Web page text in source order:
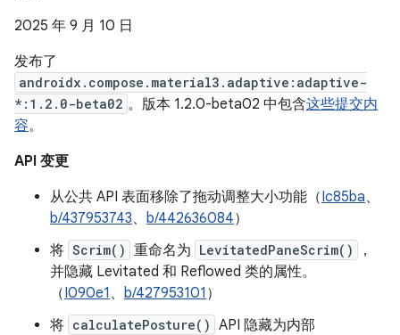
2025 年 9 月 10 日
发布了
androidx.compose.material3.adaptive:adaptive-
*:1.2.0-beta02 。版本 1.2.0-beta02 中包含这些提交内
容。
API 变更
从公共 API 表面移除了拖动调整大小功能（Ic85ba、
b/437953743、 b/442636084）
将 Scrim() 重命名为 LevitatedPaneScrim()
，
并隐藏 Levitated 和 Reflowed 类的属性。
（I090e1 、 b/427953101 ）
将 calculatePosture() API 隐藏为内部